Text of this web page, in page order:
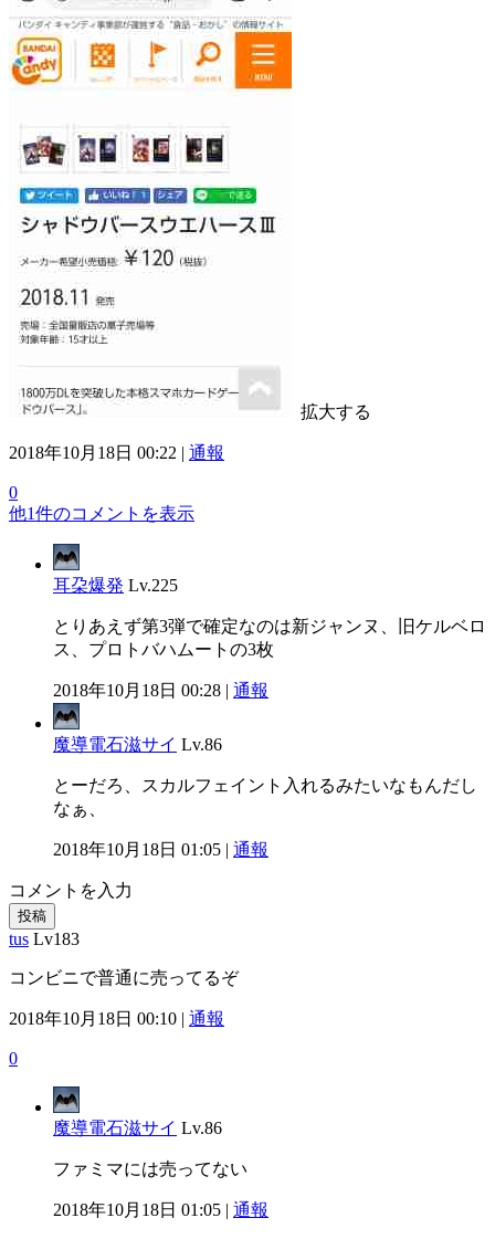
拡大する
2018年10月18日 00:22 | 通報
0
他1件のコメントを表示
耳朶爆発 Lv.225
とりあえず第3弾で確定なのは新ジャンヌ、旧ケルベロ
ス、プロトバハムートの3枚
2018年10月18日 00:28 | 通報
魔導電石滋サイ Lv.86
とーだろ、スカルフェイント入れるみたいなもんだし
なぁ、
2018年10月18日 01:05 | 通報
コメントを入力
投稿
tus Lv183
コンビニで普通に売ってるぞ
2018年10月18日 00:10 | 通報
0
魔導電石滋サイ Lv.86
ファミマには売ってない
2018年10月18日 01:05 | 通報